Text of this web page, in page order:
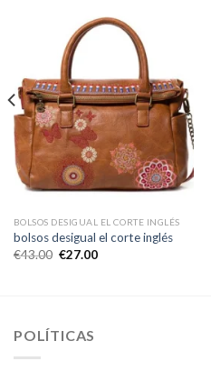
BOLSOS DESIGUAL EL CORTE INGLÉS
bolsos desigual el corte inglés
€43.00 €27.00
POLÍTICAS